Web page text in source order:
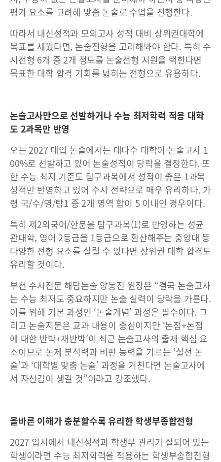
평가 요소를 고려해 맞춤 논술로 수업을 진행한다.
따라서 내신성적과 모의고사 성적 대비 상위권대학에
목표를 세웠다면, 논술전형을 고려해봐야 한다. 특히 수
시전형 6개 중 2개 정도를 논술전형 지원을 택한다면
목표한 대학 합격 기회를 넓히는 전형으로 유용하다.
논술고사만으로 선발하거나 수능 최저학력 적용 대학
도 2과목만 반영
오는 2027 대입 논술에서는 대다수 대학이 논술고사 1
00%로 선발하고 있어 논술성적이 당락을 결정한다. 또
한 수능 최저 기준도 탐구과목에서 성적이 좋은 1과목
성적만 반영하고 있어 수시 전략으로 매우 유리하다. 가
령 국/수/영/탐1 중 2개 영역 합이 5 이내인 경우이다.
특히 제2외국어/한문을 탐구과목(1)로 반영하는 성균
관대학, 영어 2등급을 1등급으로 환산해주는 중앙대 등
다양한 전형 요소를 살릴 수 있다면 상위권 대학 합격도
유리할 것이다.
부천 수시전문 해담논술 양동진 원장은 “결국 논술고사
는 수능 최저도 중요하지만 논술 실력이 당락을 가른다.
이를 위해 기본 과정인 ‘논술개념’ 과정은 필수이다. 그
리고 논술지문은 교과 내용이 중심이지만 ‘논점+논점
에 대한 반박+재반박’이 최근 논술고사의 출제 핵심 요
소이므로 논제 분석력과 비판 능력을 기르는 ‘실전 논
술’과 ‘대학별 맞춤 논술’ 과정을 거친다면 논술고사에
서 자신감이 생길 것”이라고 강조했다.
올바른 이해가 충분할수록 유리한 학생부종합전형
2027 입시에서 내신성적과 학생부 관리가 잘되어 있는
학생이라면 수능 최저학력을 적용하는 학생부종합전형